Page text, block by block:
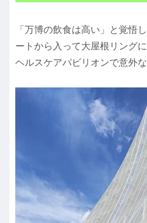
「万博の飲食は高い」と覚悟
ートから入って大屋根リング
ヘルスケアパビリオンで意外